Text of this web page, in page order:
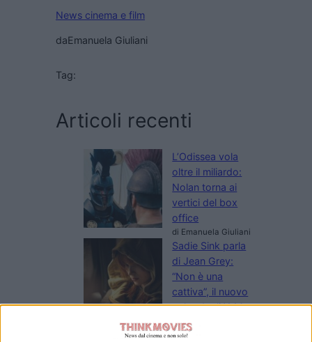
News cinema e film
daEmanuela Giuliani
Tag:
Articoli recenti
L’Odissea vola
oltre il miliardo:
Nolan torna ai
vertici del box
office
di Emanuela Giuliani
Sadie Sink parla
di Jean Grey:
“Non è una
cattiva”, il nuovo
volto degli X-Men
nel MCU
di Emanuela Giuliani